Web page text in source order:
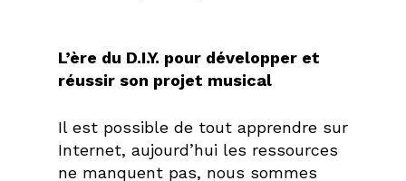
L’ère du D.I.Y. pour développer et
réussir son projet musical
Il est possible de tout apprendre sur
Internet, aujourd’hui les ressources
ne manquent pas, nous sommes